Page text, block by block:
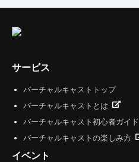
サービス
バーチャルキャストトップ
バーチャルキャストとは
バーチャルキャスト初心者ガイド
バーチャルキャストの楽しみ方
イベント